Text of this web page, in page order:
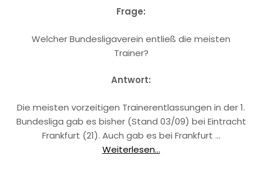
Frage:
Welcher Bundesligaverein entließ die meisten
Trainer?
Antwort:
Die meisten vorzeitigen Trainerentlassungen in der 1.
Bundesliga gab es bisher (Stand 03/09) bei Eintracht
Frankfurt (21). Auch gab es bei Frankfurt …
Weiterlesen...